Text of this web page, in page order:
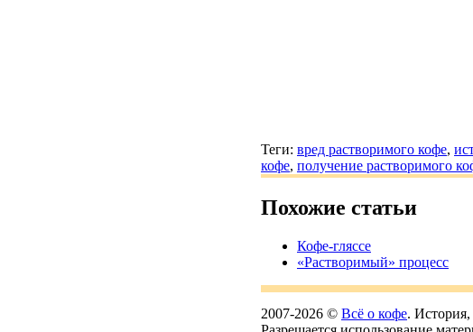
Теги: вред растворимого кофе,
кофе, получение растворимого
Похожие статьи
Кофе-гляссе
«Растворимый» процесс
2007-2026 © Всё о кофе.